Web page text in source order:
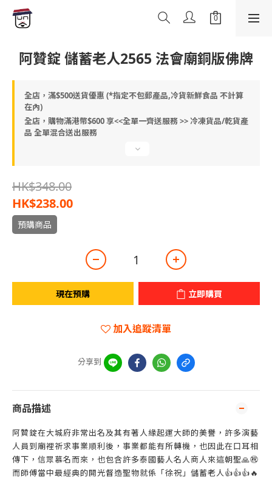
阿贊錠 儲蓄老人2565 法會廟銅版佛牌
全店，滿$500送貨優惠 (*指定不包郵產品,冷貨新鮮食品 不計算
在內)
全店，購物滿港幣$600 享<<全單一齊送服務 >> 冷凍貨品/乾貨產
品 全單混合送出服務
HK$348.00
HK$238.00
預購商品
現在預購 立即購買
加入追蹤清單
分享到
商品描述
阿贊錠在大城府非常出名及其有著人緣起運大師的美譽，許多演藝
人員到廟裡祈求事業順利後，事業都能有所轉機，也因此在口耳相
傳下，信眾慕名而來，也包含許多泰國藝人名人商人來這朝聖🙏㊗️
而師傅當中最經典的開光督造聖物就係「徐祝」儲蓄老人👍👍👍🔥